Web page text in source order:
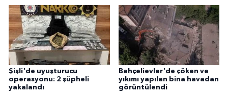
Şişli'de uyuşturucu
operasyonu: 2 şüpheli
yakalandı
Bahçelievler'de çöken ve
yıkımı yapılan bina havadan
görüntülendi